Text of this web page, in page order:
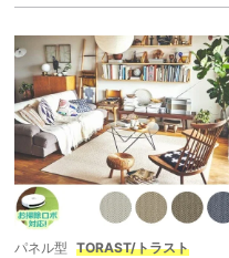
パネル型 TORAST/トラスト